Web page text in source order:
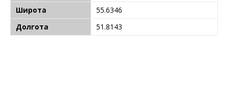
Широта
55.6346
Долгота
51.8143